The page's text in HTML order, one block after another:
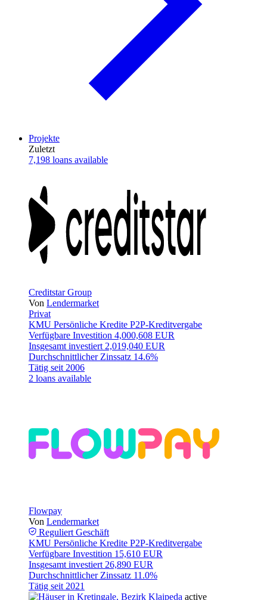
Projekte
Zuletzt
7,198 loans available
Creditstar Group
Von Lendermarket
Privat
KMU Persönliche Kredite P2P-Kreditvergabe
Verfügbare Investition 4,000,608 EUR
Insgesamt investiert 2,019,040 EUR
Durchschnittlicher Zinssatz 14.6%
Tätig seit 2006
2 loans available
Flowpay
Von Lendermarket
Reguliert Geschäft
KMU Persönliche Kredite P2P-Kreditvergabe
Verfügbare Investition 15,610 EUR
Insgesamt investiert 26,890 EUR
Durchschnittlicher Zinssatz 11.0%
Tätig seit 2021
active